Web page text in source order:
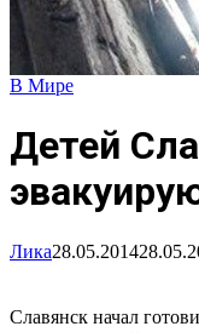
В Мире
Детей
Лика28.05.2014
Славянск начал